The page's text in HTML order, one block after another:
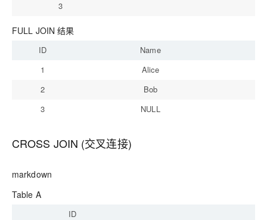
3
FULL JOIN 结果
ID
Name
1
Alice
2
Bob
3
NULL
CROSS JOIN (交叉连接)
markdown
Table A
ID